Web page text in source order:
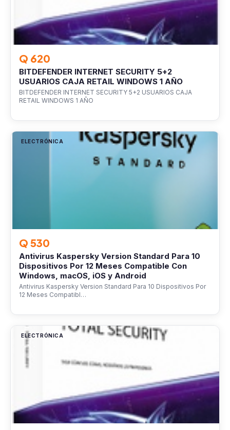
Q 620
BITDEFENDER INTERNET SECURITY 5+2
USUARIOS CAJA RETAIL WINDOWS 1 AÑO
BITDEFENDER INTERNET SECURITY 5+2 USUARIOS CAJA
RETAIL WINDOWS 1 AÑO
ELECTRÓNICA
Q 530
Antivirus Kaspersky Version Standard Para 10
Dispositivos Por 12 Meses Compatible Con
Windows, macOS, iOS y Android
Antivirus Kaspersky Version Standard Para 10 Dispositivos Por
12 Meses Compatibl…
ELECTRÓNICA